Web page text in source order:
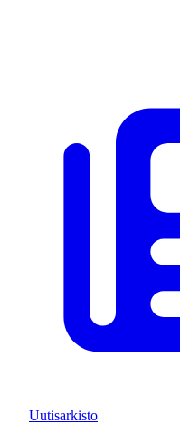
Uutisarkisto